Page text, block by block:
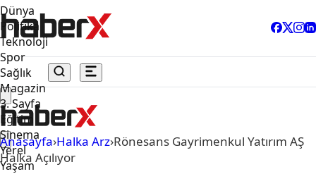
Dünya
Politika
Teknoloji
Spor
Sağlık
Magazin
3. Sayfa
Eğitim
Sinema
Yerel
Yaşam
Anasayfa›Halka Arz›Rönesans Gayrimenkul Yatırım AŞ
Halka Açılıyor